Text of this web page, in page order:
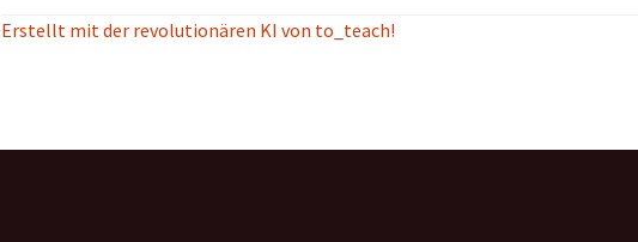
Erstellt mit der revolutionären KI von to_teach!